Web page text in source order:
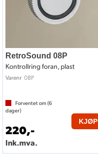
RetroSound 08P
Kontrollring foran, plast
Varenr 08P
Forventet om (6
dager)
220,-
Ink.mva.
KJØP